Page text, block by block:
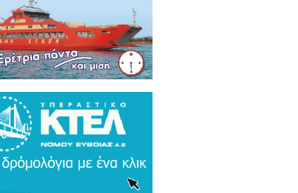
ΜΜΕ: Συναγερμός και
Ελλάδα και Ισραήλ για τον
υπερσύχρονο βαλιστικό
με βεληνεκές 6.000 χιλιομέτρα
ΒΙΝΤΕΟ)
Την περίμεναν στη
λογοδοσίας και αυτή
μετάλλια και έβλεπε τον
στο μπάσκετ / Τα άδεια
της ξεφτίλας! (ΦΩΤΟ)